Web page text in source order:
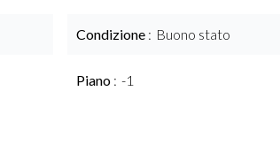
Condizione Buono stato
Piano -1